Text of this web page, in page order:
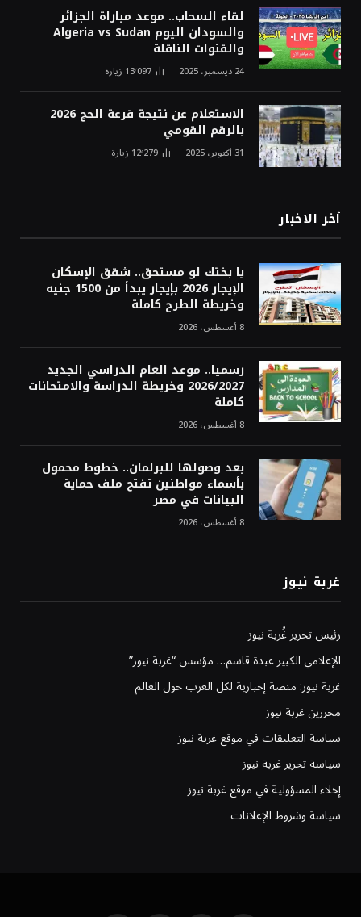
لقاء السحاب.. موعد مباراة الجزائر
والسودان اليوم Algeria vs Sudan
والقنوات الناقلة
24 ديسمبر، 2025 13٬097 زيارة
الاستعلام عن نتيجة قرعة الحج 2026
بالرقم القومي
31 أكتوبر، 2025 12٬279 زيارة
أخر الاخبار
يا بختك لو مستحق.. شقق الإسكان
الإيجار 2026 بإيجار يبدأ من 1500 جنيه
وخريطة الطرح كاملة
8 أغسطس، 2026
رسميا.. موعد العام الدراسي الجديد
2026/2027 وخريطة الدراسة والامتحانات
كاملة
8 أغسطس، 2026
بعد وصولها للبرلمان.. خطوط محمول
بأسماء مواطنين تفتح ملف حماية
البيانات في مصر
8 أغسطس، 2026
غربة نيوز
رئيس تحرير غُربة نيوز
الإعلامي الكبير عبدة قاسم… مؤسس “غربة نيوز”
غربة نيوز: منصة إخبارية لكل العرب حول العالم
محررين غربة نيوز
سياسة التعليقات في موقع غربة نيوز
سياسة تحرير غربة نيوز
إخلاء المسؤولية في موقع غربة نيوز
سياسة وشروط الإعلانات